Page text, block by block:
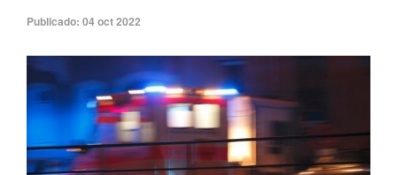
Publicado: 04 oct 2022